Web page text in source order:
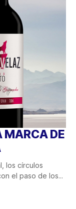
MARCA DE
los círculos
el paso de los...